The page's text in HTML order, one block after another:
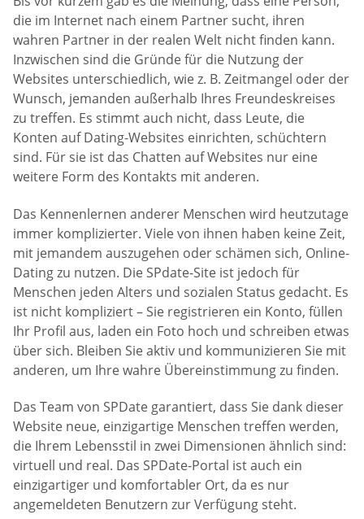
die im Internet nach einem Partner sucht, ihren
wahren Partner in der realen Welt nicht finden kann.
Inzwischen sind die Gründe für die Nutzung der
Websites unterschiedlich, wie z. B. Zeitmangel oder der
Wunsch, jemanden außerhalb Ihres Freundeskreises
zu treffen. Es stimmt auch nicht, dass Leute, die
Konten auf Dating-Websites einrichten, schüchtern
sind. Für sie ist das Chatten auf Websites nur eine
weitere Form des Kontakts mit anderen.
Das Kennenlernen anderer Menschen wird heutzutage
immer komplizierter. Viele von ihnen haben keine Zeit,
mit jemandem auszugehen oder schämen sich, Online-
Dating zu nutzen. Die SPdate-Site ist jedoch für
Menschen jeden Alters und sozialen Status gedacht. Es
ist nicht kompliziert – Sie registrieren ein Konto, füllen
Ihr Profil aus, laden ein Foto hoch und schreiben etwas
über sich. Bleiben Sie aktiv und kommunizieren Sie mit
anderen, um Ihre wahre Übereinstimmung zu finden.
Das Team von SPDate garantiert, dass Sie dank dieser
Website neue, einzigartige Menschen treffen werden,
die Ihrem Lebensstil in zwei Dimensionen ähnlich sind:
virtuell und real. Das SPDate-Portal ist auch ein
einzigartiger und komfortabler Ort, da es nur
angemeldeten Benutzern zur Verfügung steht.